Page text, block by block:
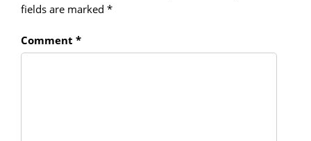
fields are marked *
Comment *